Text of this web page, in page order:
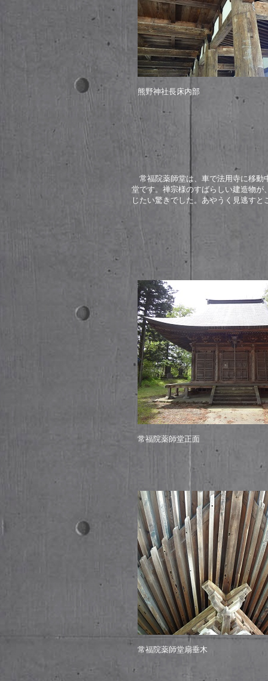
常福院薬師堂は、車で法用寺に移動
堂です。禅宗様のすばらしい建造物
じたい驚きでした。あやうく見逃す
常福院薬師堂正面
熊野神社長床内部
常福院薬師堂扇垂木